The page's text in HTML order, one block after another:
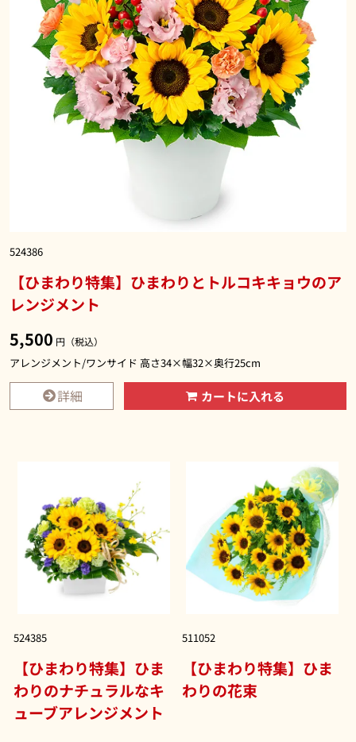
524386
【ひまわり特集】ひまわりとトルコキキョウのア
レンジメント
5,500 円（税込）
アレンジメント/ワンサイド 高さ34×幅32×奥行25cm
詳細 カートに入れる
524385
【ひまわり特集】ひま
わりのナチュラルなキ
ューブアレンジメント
511052
【ひまわり特集】ひま
わりの花束